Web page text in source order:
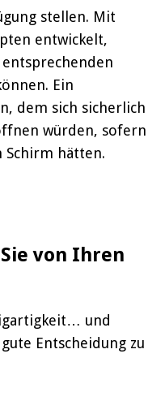
stellen. Mit
entwickelt,
Ein
dem sich sicherlich
würden, sofern
Schirm hätten.
von Ihren
und
Entscheidung zu